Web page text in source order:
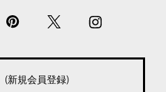
(新規会員登録)